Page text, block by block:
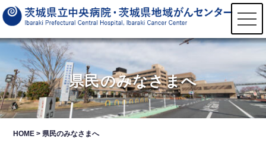
t
o
g
g
e
a
v
i
g
a
県民のみなさまへ
HOME >県民のみなさまへ